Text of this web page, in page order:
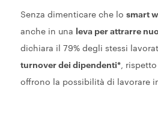
Senza dimenticare che lo smart
anche in una leva per attrarre
dichiara il 79% degli stessi
turnover dei dipendenti*,
offrono la possibilità di lavorare